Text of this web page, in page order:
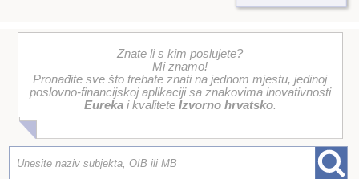
Znate li s kim poslujete?
Mi znamo!
Pronađite sve što trebate znati na jednom mjestu, jedinoj
poslovno-financijskoj aplikaciji sa znakovima inovativnosti
Eurekai kvalitete Izvorno hrvatsko.